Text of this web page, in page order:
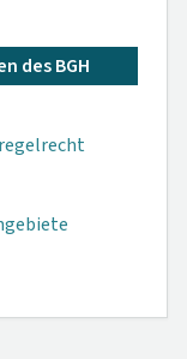
des BGH